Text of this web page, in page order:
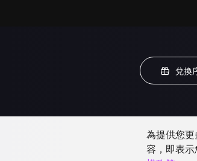
兌換
為提供您
容，即表